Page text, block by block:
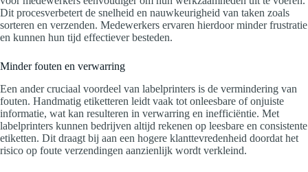
Dit procesverbetert de snelheid en nauwkeurigheid van taken zoals
sorteren en verzenden. Medewerkers ervaren hierdoor minder frustratie
en kunnen hun tijd effectiever besteden.
Minder fouten en verwarring
Een ander cruciaal voordeel van labelprinters is de vermindering van
fouten. Handmatig etiketteren leidt vaak tot onleesbare of onjuiste
informatie, wat kan resulteren in verwarring en inefficiëntie. Met
labelprinters kunnen bedrijven altijd rekenen op leesbare en consistente
etiketten. Dit draagt bij aan een hogere klanttevredenheid doordat het
risico op foute verzendingen aanzienlijk wordt verkleind.